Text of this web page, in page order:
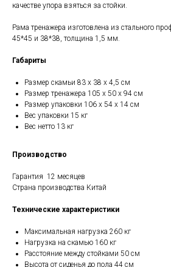
качестве упора взяться за стойки.
Рама тренажера изготовлена из стального
45*45 и 38*38, толщина 1,5 мм.
Габариты
Размер скамьи 83 х 38 х 4,5 см
Размер тренажера 105 х 50 х 94 см
Размер упаковки 106 х 54 х 14 см
Вес упаковки 15 кг
Вес нетто 13 кг
Производство
Гарантия 12 месяцев
Страна производства Китай
Технические характеристики
Максимальная нагрузка 260 кг
Нагрузка на скамью 160 кг
Расстояние между стойками 50 см
Высота от сиденья до пола 44 см